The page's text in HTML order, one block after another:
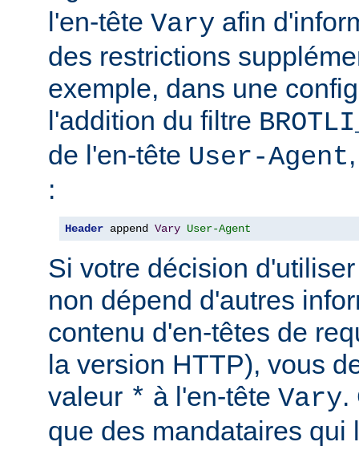
l'en-tête Vary afin
des restrictions
exemple, dans une
l'addition du filtre
de l'en-tête User-Agent
:
Header append Vary User-Agent
Si votre décision
non dépend d'autres
contenu d'en-têtes de
la version HTTP), vous
valeur * à l'en-tête Vary.
que des mandataires qui